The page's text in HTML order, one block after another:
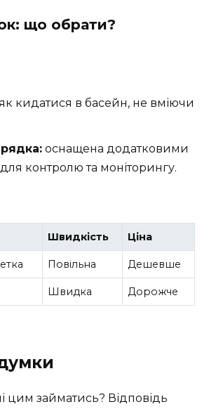
що обрати?
кидатися в басейн, не вміючи
оснащена додатковими
контролю та моніторингу.
Швидкість Ціна
Повільна Дешевше
Швидка Дорожче
цим займатись? Відповідь